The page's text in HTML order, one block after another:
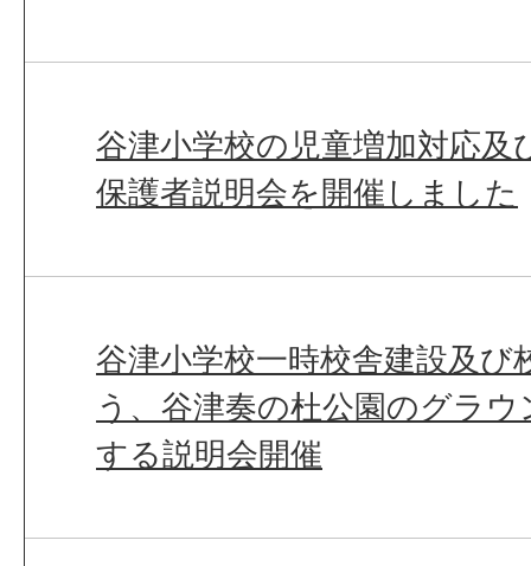
谷津小学校の児童増加対応及
保護者説明会を開催しました
谷津小学校一時校舎建設及び
う、谷津奏の杜公園のグラ
する説明会開催